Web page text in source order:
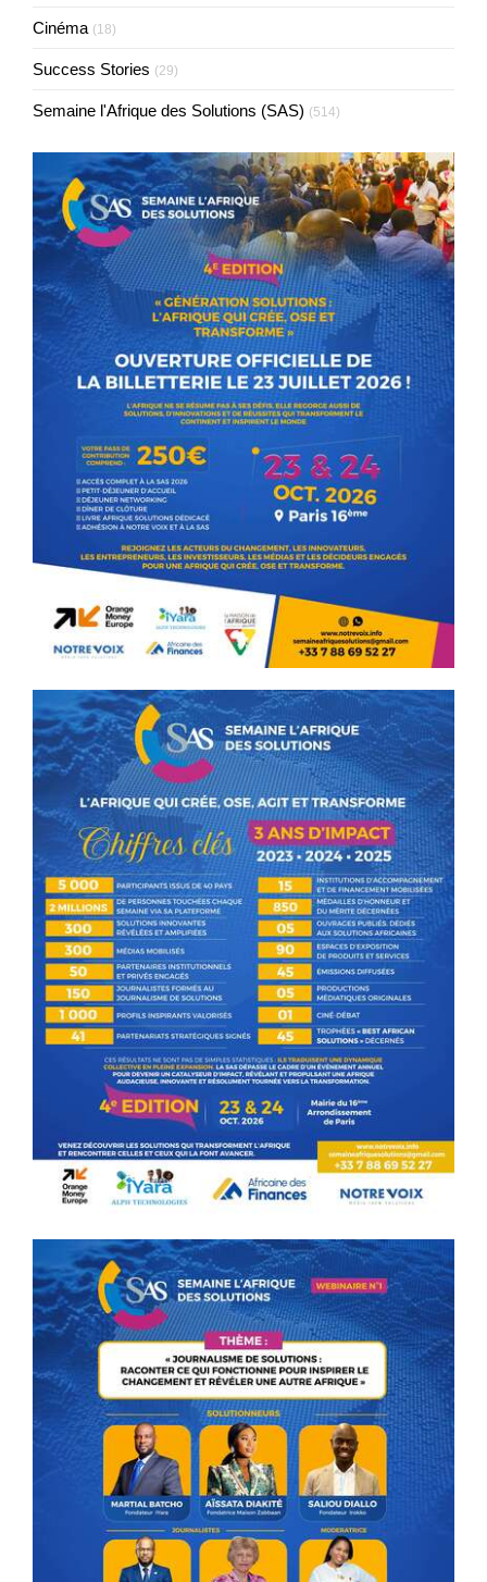
Cinéma (18)
Success Stories (29)
Semaine l'Afrique des Solutions (SAS) (514)